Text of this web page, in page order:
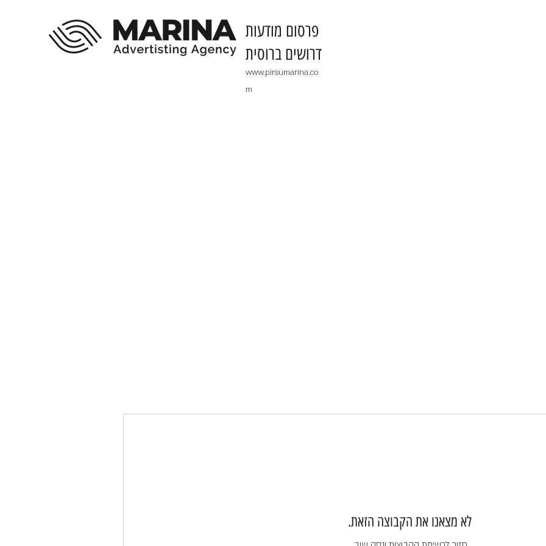
​פרסום מודעות
דרושים ברוסית
www.pirsumarina.co
m
לא מצאנו את הקבוצה הזאת.